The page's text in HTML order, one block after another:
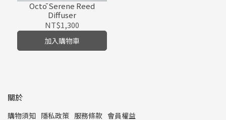
Octō Serene Reed
Diffuser
NT$1,300
加入購物車
關於
購物須知 隱私政策 服務條款 會員權益